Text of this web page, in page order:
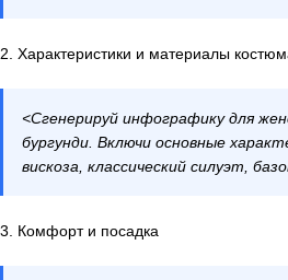
2. Характеристики и материалы
<Сгенерируй инфографику для
бургунди. Включи основные
вискоза, классический силуэт,
3. Комфорт и посадка